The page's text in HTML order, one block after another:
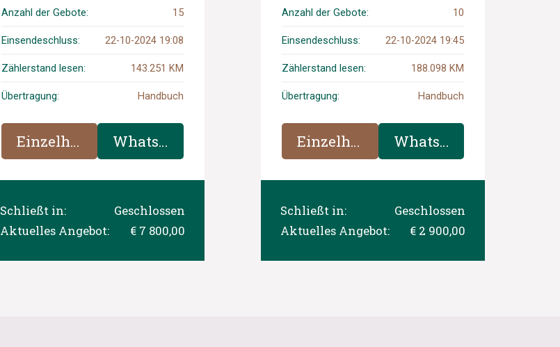
Anzahl der Gebote: 15
Einsendeschluss: 22-10-2024 19:08
Zählerstand lesen: 143.251 KM
Übertragung: Handbuch
Einzelheiten WhatsApp
Schließt in:
Geschlossen
Aktuelles Angebot:
€ 7 800,00
Anzahl der Gebote: 10
Einsendeschluss: 22-10-2024 19:45
Zählerstand lesen: 188.098 KM
Übertragung: Handbuch
Einzelheiten WhatsApp
Schließt in:
Geschlossen
Aktuelles Angebot:
€ 2 900,00